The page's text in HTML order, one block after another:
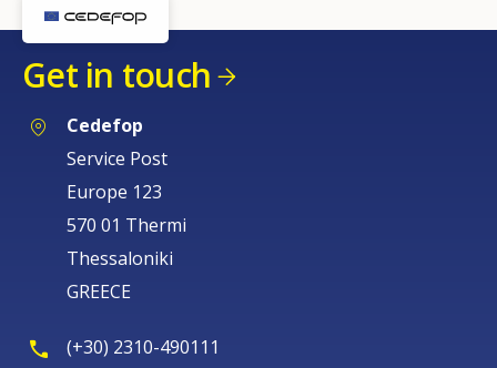
Get in touch
Cedefop
Service Post
Europe 123
570 01 Thermi
Thessaloniki
GREECE
(+30) 2310-490111